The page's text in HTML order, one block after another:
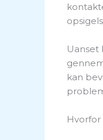
Uanset
kan